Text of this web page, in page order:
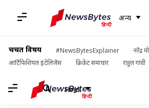
अन्य
चर्चित विषय #NewsBytesExplainer
नरेंद्र
आर्टिफिशियल इंटेलिजेंस
क्रिकेट समाचार राहुल गांधी
Hindi